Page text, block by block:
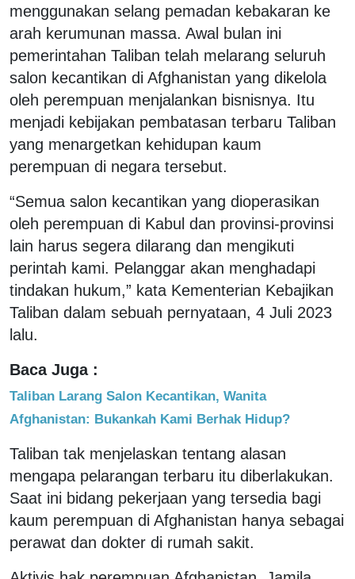
menggunakan selang pemadan kebakaran ke
arah kerumunan massa. Awal bulan ini
pemerintahan Taliban telah melarang seluruh
salon kecantikan di Afghanistan yang dikelola
oleh perempuan menjalankan bisnisnya. Itu
menjadi kebijakan pembatasan terbaru Taliban
yang menargetkan kehidupan kaum
perempuan di negara tersebut.
“Semua salon kecantikan yang dioperasikan
oleh perempuan di Kabul dan provinsi-provinsi
lain harus segera dilarang dan mengikuti
perintah kami. Pelanggar akan menghadapi
tindakan hukum,” kata Kementerian Kebajikan
Taliban dalam sebuah pernyataan, 4 Juli 2023
lalu.
Baca Juga :
Taliban Larang Salon Kecantikan, Wanita
Afghanistan: Bukankah Kami Berhak Hidup?
Taliban tak menjelaskan tentang alasan
mengapa pelarangan terbaru itu diberlakukan.
Saat ini bidang pekerjaan yang tersedia bagi
kaum perempuan di Afghanistan hanya sebagai
perawat dan dokter di rumah sakit.